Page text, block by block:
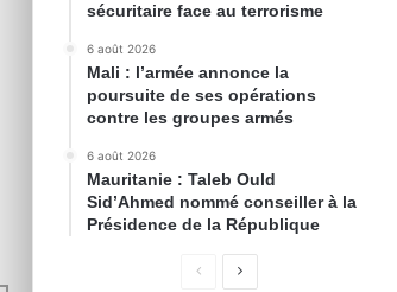
sécuritaire face au terrorisme
6 août 2026
Mali : l’armée annonce la
poursuite de ses opérations
contre les groupes armés
6 août 2026
Mauritanie : Taleb Ould
Sid’Ahmed nommé conseiller à la
Présidence de la République